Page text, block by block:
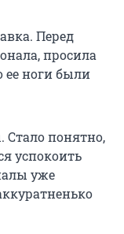
Перед
просила
ноги были
понятно,
успокоить
уже